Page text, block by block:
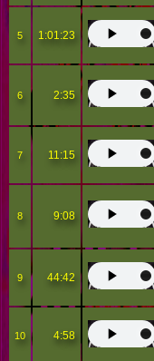
5 1:01:23
6 2:35
7 11:15
8 9:08
9 44:42
10 4:58